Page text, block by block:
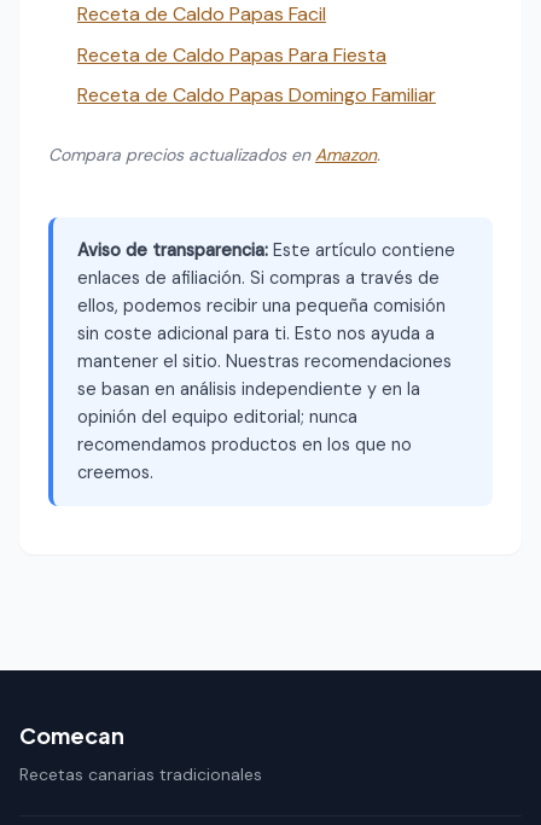
Receta de Caldo Papas Facil
Receta de Caldo Papas Para Fiesta
Receta de Caldo Papas Domingo Familiar
Compara precios actualizados enAmazon.
Aviso de transparencia: Este artículo contiene
enlaces de afiliación. Si compras a través de
ellos, podemos recibir una pequeña comisión
sin coste adicional para ti. Esto nos ayuda a
mantener el sitio. Nuestras recomendaciones
se basan en análisis independiente y en la
opinión del equipo editorial; nunca
recomendamos productos en los que no
creemos.
Comecan
Recetas canarias tradicionales